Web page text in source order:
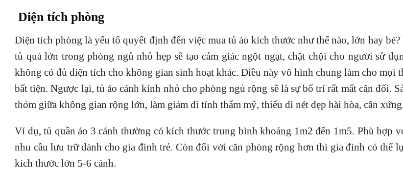
Diện tích phòng
Diện tích phòng là yếu tố quyết định đến việc mua tủ áo kích thước như thế nào, lớn hay bé?
tủ quá lớn trong phòng ngủ nhỏ hẹp sẽ tạo cảm giác ngột ngạt, chật chội cho người sử
không có đủ diện tích cho không gian sinh hoạt khác. Điều này vô hình chung làm cho mọi
bất tiện. Ngược lại, tủ áo cánh kính nhỏ cho phòng ngủ rộng sẽ là sự bố trí rất mất cân đối.
thỏm giữa không gian rộng lớn, làm giảm đi tính thẩm mỹ, thiếu đi nét đẹp hài hòa, cân
Ví dụ, tủ quần áo 3 cánh thường có kích thước trung bình khoảng 1m2 đến 1m5. Phù hợp
nhu cầu lưu trữ dành cho gia đình trẻ. Còn đối với căn phòng rộng hơn thì gia đình có thể
kích thước lớn 5-6 cánh.